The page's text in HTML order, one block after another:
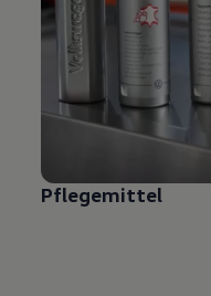
Pflegemittel